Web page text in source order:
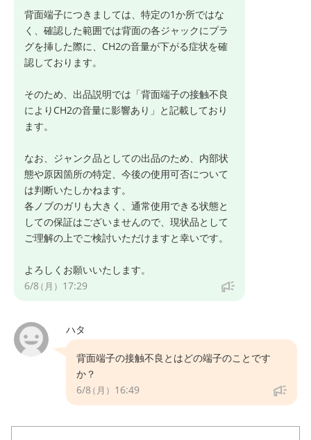
背面端子につきましては、特定の1か所ではな
く、確認した範囲では背面の各ジャックにプラ
グを挿した際に、CH2の音量が下がる症状を確
認しております。
そのため、出品説明では「背面端子の接触不良
によりCH2の音量に影響あり」と記載しており
ます。
なお、ジャンク品としての出品のため、内部状
態や原因箇所の特定、今後の使用可否について
は判断いたしかねます。
各ノブのガリも大きく、通常使用できる状態と
しての保証はございませんので、現状品として
ご理解の上でご検討いただけますと幸いです。
よろしくお願いいたします。
6/8（月） 17:29
ハタ
背面端子の接触不良とはどの端子のことです
か？
6/8（月） 16:49